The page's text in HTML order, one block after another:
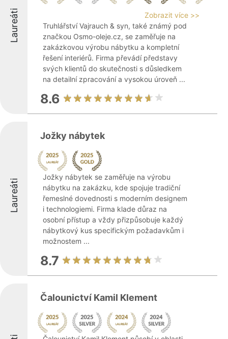
Laureáti
Zobrazit více >>
Truhlářství Vajrauch & syn, také známý pod
značkou Osmo-oleje.cz, se zaměřuje na
zakázkovou výrobu nábytku a kompletní
řešení interiérů. Firma převádí představy
svých klientů do skutečnosti s důsledkem
na detailní zpracování a vysokou úroveň ...
8.6
Laureáti
Jožky nábytek
Jožky nábytek se zaměřuje na výrobu
nábytku na zakázku, kde spojuje tradiční
řemeslné dovednosti s moderním designem
i technologiemi. Firma klade důraz na
osobní přístup a vždy přizpůsobuje každý
nábytkový kus specifickým požadavkům i
možnostem ...
8.7
Čalounictví Kamil Klement